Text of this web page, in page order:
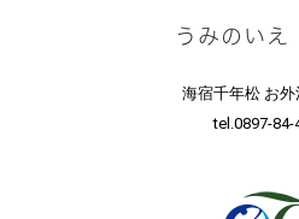
うみのいえ
海宿千年松 お外
tel.0897-84-